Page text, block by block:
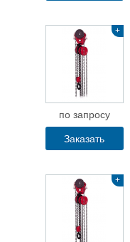
+
по запросу
Заказать
+